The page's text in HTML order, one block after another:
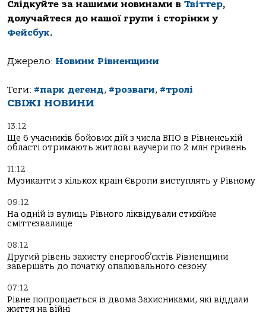
Слідкуйте за нашими новинами в Твіттер,
долучайтеся до нашої групи і сторінки у
Фейсбук.
Джерело: Новини Рівненщини
Теги: #парк дегенд, #розваги, #тролі
СВІЖІ НОВИНИ
13:12
Ще 6 учасників бойових дій з числа ВПО в Рівненській
області отримають житлові ваучери по 2 млн гривень
11:12
Музиканти з кількох країн Європи виступлять у Рівному
09:12
На одній із вулиць Рівного ліквідували стихійне
сміттєзвалище
08:12
Другий рівень захисту енергооб’єктів Рівненщини
завершать до початку опалювального сезону
07:12
Рівне попрощається із двома Захисниками, які віддали
життя на війні